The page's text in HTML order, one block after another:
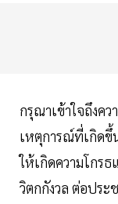
กรุณาเข้าใจถึงค
เหตุการณ์ที่เกิดขึ้
ให้เกิดความโกรธ
วิตกกังวล ต่อปร